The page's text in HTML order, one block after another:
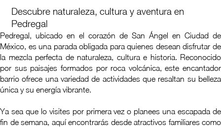
Descubre naturaleza, cultura y aventura en
Pedregal
Pedregal, ubicado en el corazón de San Ángel en Ciudad de
México, es una parada obligada para quienes desean disfrutar de
la mezcla perfecta de naturaleza, cultura e historia. Reconocido
por sus paisajes formados por roca volcánica, este encantador
barrio ofrece una variedad de actividades que resaltan su belleza
única y su energía vibrante.
Ya sea que lo visites por primera vez o planees una escapada de
fin de semana, aquí encontrarás desde atractivos familiares como